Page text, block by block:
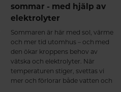
sommar - med hjälp av
elektrolyter
Sommaren är här med sol, värme
och mer tid utomhus – och med
den ökar kroppens behov av
vätska och elektrolyter. När
temperaturen stiger, svettas vi
mer och förlorar både vatten och